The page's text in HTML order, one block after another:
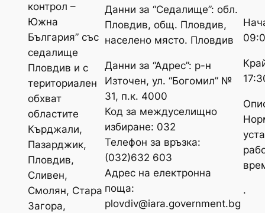
контрол –
Южна
България” със
седалище
Пловдив и с
териториален
обхват
областите
Кърджали,
Пазарджик,
Пловдив,
Сливен,
Смолян, Стара
Загора,
Данни за “Седалище”: обл.
Пловдив, общ. Пловдив,
населено място. Пловдив
Данни за “Адрес”: р-н
Източен, ул. “Богомил” №
31, п.к. 4000
Код за междуселищно
избиране: 032
Телефон за връзка:
(032)632 603
Адрес на електронна
поща:
plovdiv@iara.government.bg
.